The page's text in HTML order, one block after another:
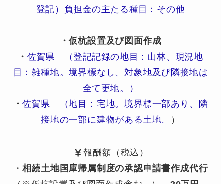
登記）負担金の主たる種目：その他
・仮杭設置及び図面作成
・ 佐賀県 （登記記録の地目：山林、現況地
目：雑種地。境界標なし、対象地及び隣接地は
全て更地。）
・佐賀県 （地目：宅地。境界標一部あり、隣
接地の一部に建物がある土地。
）
報酬額（税込）
・相続土地国庫帰属制度の承認申請書作成代行